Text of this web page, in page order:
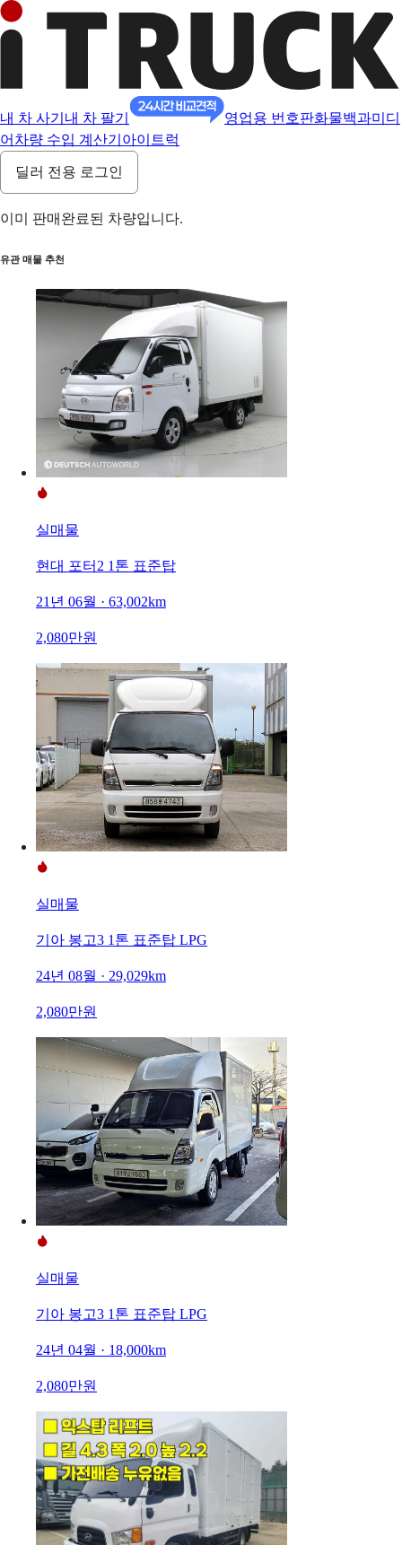
내 차 사기 내 차 팔기 영업용 번호판화물백과미디
어 차량 수입 계산기 아이트럭
딜러 전용 로그인
이미 판매완료된 차량입니다.
유관 매물 추천
실매물
현대 포터2 1톤 표준탑
21년 06월 · 63,002km
2,080만원
실매물
기아 봉고3 1톤 표준탑 LPG
24년 08월 · 29,029km
2,080만원
실매물
기아 봉고3 1톤 표준탑 LPG
24년 04월 · 18,000km
2,080만원